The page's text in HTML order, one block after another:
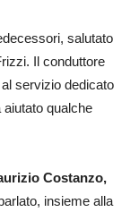
salutato
Il conduttore
servizio dedicato
qualche
Costanzo,
insieme alla